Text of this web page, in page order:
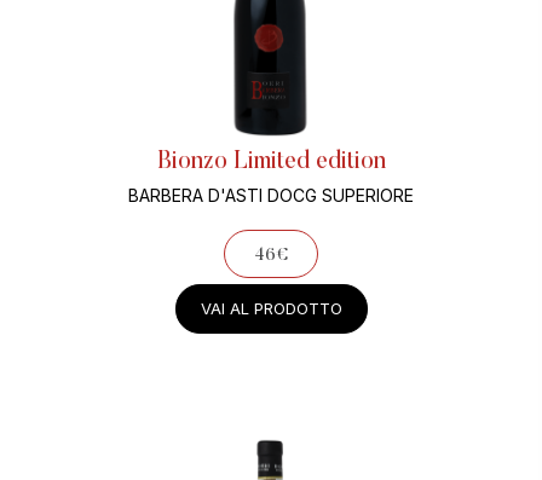
Bionzo Limited edition
BARBERA D'ASTI DOCG SUPERIORE
46€
VAI AL PRODOTTO